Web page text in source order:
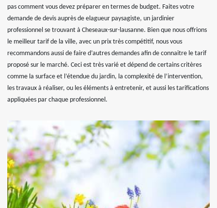
pas comment vous devez préparer en termes de budget. Faites votre
demande de devis auprès de elagueur paysagiste, un jardinier
professionnel se trouvant à Cheseaux-sur-lausanne. Bien que nous offrions
le meilleur tarif de la ville, avec un prix très compétitif, nous vous
recommandons aussi de faire d’autres demandes afin de connaitre le tarif
proposé sur le marché. Ceci est très varié et dépend de certains critères
comme la surface et l’étendue du jardin, la complexité de l’intervention,
les travaux à réaliser, ou les éléments à entretenir, et aussi les tarifications
appliquées par chaque professionnel.